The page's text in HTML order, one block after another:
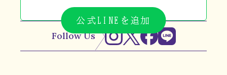
公式LINEを追加
Follow Us